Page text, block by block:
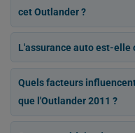
cet Outlander ?
L'assurance auto est-elle
Quels facteurs
que l'Outlander 2011 ?